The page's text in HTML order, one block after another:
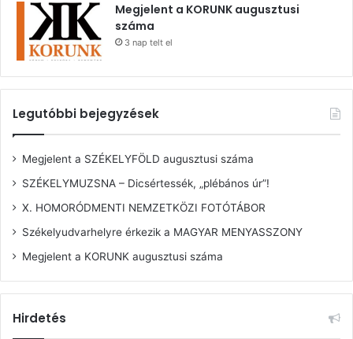
Megjelent a KORUNK augusztusi
száma
3 nap telt el
Legutóbbi bejegyzések
Megjelent a SZÉKELYFÖLD augusztusi száma
SZÉKELYMUZSNA – Dicsértessék, „plébános úr”!
X. HOMORÓDMENTI NEMZETKÖZI FOTÓTÁBOR
Székelyudvarhelyre érkezik a MAGYAR MENYASSZONY
Megjelent a KORUNK augusztusi száma
Hirdetés